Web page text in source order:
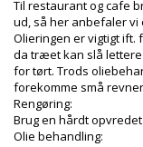
Til restaurant og cafe
ud, så her anbefaler
Olieringen er vigtigt
da træet kan slå
for tørt. Trods
forekomme små
Rengøring:
Brug en hårdt
Olie behandling: